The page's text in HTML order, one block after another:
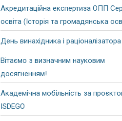
Акредитаційна експертиза ОПП
освіта (Історія та громадянська
День винахідника і раціоналізатора
Вітаємо з визначним науковим
досягненням!
Академічна мобільність за
ISDEGO